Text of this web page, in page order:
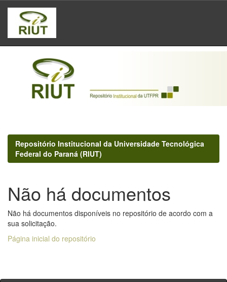
Skip
navigation
Repositório Institucional da Universidade Tecnológica
Federal do Paraná (RIUT)
Não há documentos
Não há documentos disponíveis no repositório de acordo com a
sua solicitação.
Página inicial do repositório